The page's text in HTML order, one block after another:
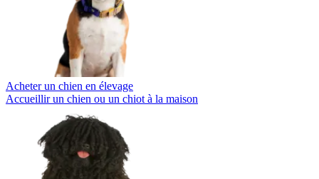
Acheter un chien en élevage
Accueillir un chien ou un chiot à la maison